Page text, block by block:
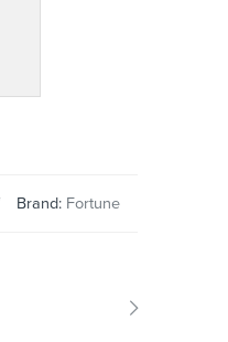
Brand: Fortune